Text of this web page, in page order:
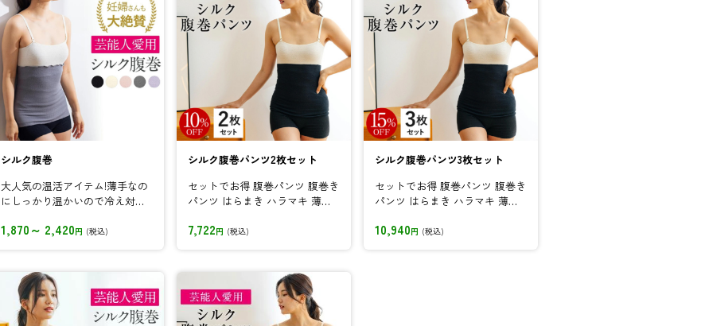
シルク腹巻
大人気の温活アイテム!薄手なの
にしっかり温かいので冷え対策
婦さんに...
1,870～ 2,420円 (税込)
シルク腹巻パンツ2枚セット
セットでお得 腹巻パンツ 腹巻き
パンツ はらまき ハラマキ 薄い
7,722円 (税込)
シルク腹巻パンツ3枚セット
セットでお得 腹巻パンツ 腹巻き
パンツ はらまき ハラマキ 薄い
10,940円 (税込)